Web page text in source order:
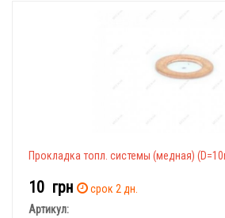
Прокладка топл. системы (медная)
10 грн
срок 2 дн.
Артикул: